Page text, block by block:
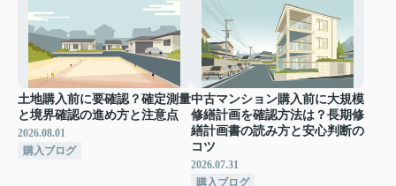
土地購入前に要確認？確定測量
と境界確認の進め方と注意点
2026.08.01
購入ブログ
中古マンション購入前に大規模
修繕計画を確認方法は？長期修
繕計画書の読み方と安心判断の
コツ
2026.07.31
購入ブログ